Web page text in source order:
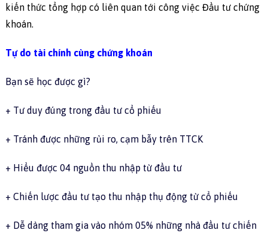
kiến thức tổng hợp có liên quan tới công việc Đầu tư chứng
khoán.
Tự do tài chính cùng chứng khoán
Bạn sẽ học được gì?
+ Tư duy đúng trong đầu tư cổ phiếu
+ Tránh được những rủi ro, cạm bẫy trên TTCK
+ Hiểu được 04 nguồn thu nhập từ đầu tư
+ Chiến lược đầu tư tạo thu nhập thụ động từ cổ phiếu
+ Dễ dàng tham gia vào nhóm 05% những nhà đầu tư chiến